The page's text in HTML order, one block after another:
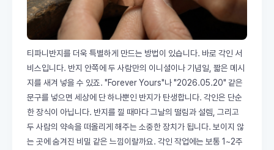
티파니반지를 더욱 특별하게 만드는 방법이 있습니다. 바로 각인 서
비스입니다. 반지 안쪽에 두 사람만의 이니셜이나 기념일, 짧은 메시
지를 새겨 넣을 수 있죠. "Forever Yours"나 "2026.05.20" 같은
문구를 넣으면 세상에 단 하나뿐인 반지가 탄생합니다. 각인은 단순
한 장식이 아닙니다. 반지를 낄 때마다 그날의 떨림과 설렘, 그리고
두 사람의 약속을 떠올리게 해주는 소중한 장치가 됩니다. 보이지 않
는 곳에 숨겨진 비밀 같은 느낌이랄까요. 각인 작업에는 보통 1~2주